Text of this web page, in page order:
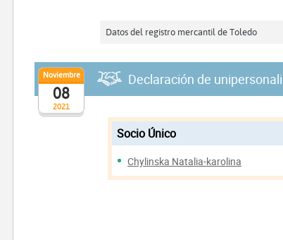
Datos del registro mercantil de Toledo
2021
Noviembre
08
Declaración de
Socio Único
Chylinska Natalia-karolina